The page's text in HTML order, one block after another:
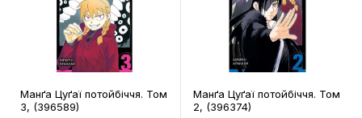
Манґа Цуґаї потойбіччя. Том
3, (396589)
Манґа Цуґаї потойбіччя. Том
2, (396374)